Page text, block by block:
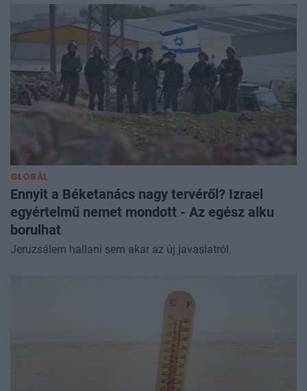
GLOBÁL
Ennyit a Béketanács nagy tervéről? Izrael
egyértelmű nemet mondott - Az egész alku
borulhat
Jeruzsálem hallani sem akar az új javaslatról.